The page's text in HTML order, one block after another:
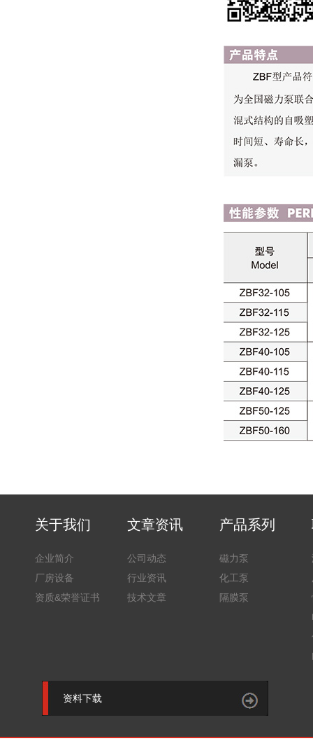
关于我们
企业简介
厂房设备
资质&荣誉证书
文章资讯
公司动态
行业资讯
技术文章
产品系列
磁力泵
化工泵
隔膜泵
资料下载